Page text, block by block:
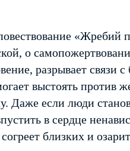
«Жребий
о
разрывает
выстоять против
Даже если люди
в сердце
близких и